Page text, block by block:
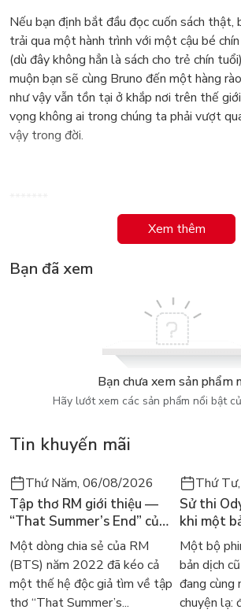
Nếu bạn định bắt đầu đọc cuốn sách thật,
trải qua một hành trình với một cậu bé
(dù đây không hẳn là sách cho trẻ chín
muộn bạn sẽ cùng Bruno đến một hàng
như vậy vẫn tồn tại ở khắp nơi trên thế
vọng không ai trong chúng ta phải vượt
vậy trong đời.
Nhận định
“Một tuyệt tác sách nho nhỏ.” - Guardian
“Một cuốn sách vương vấn khôn nguôi
đọc.” - Times
“Cuốn sách cứ nán lại trong tâm trí ta khá
chuyện tinh tế, đơn giản một cách có tính
đến tận cùng. Dành cho bất kỳ lứa tuổi
Xem thêm
Bạn đã xem
Bạn chưa xem sản phẩm
Hãy lướt xem các sản phẩm nổi bật
Tin khuyến mãi
Thứ Năm, 06/08/2026
Tập thơ RM giới thiệu —
“That Summer’s End” của
Lee Seong-bok ra mắt bản
tiếng Anh sau 4 năm gây
sốt
Một dòng chia sẻ của RM
(BTS) năm 2022 đã kéo cả
một thế hệ độc giả tìm về tập
thơ “That Summer’s...
Thứ
Sử thi
khi một
thế giới
kinh điển
Một bộ
bản dịch
đang cùng
chuyện lạ: